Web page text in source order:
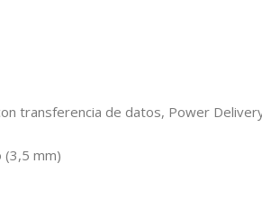
transferencia de datos, Power
(3,5 mm)